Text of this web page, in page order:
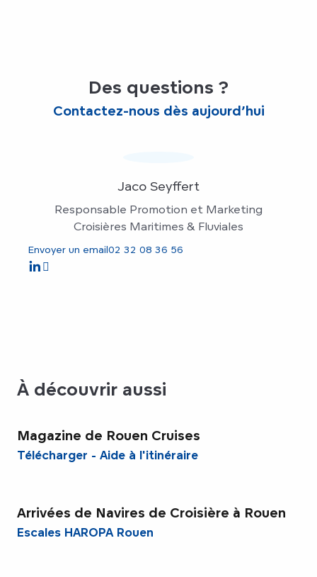
Des questions ?
Contactez-nous dès aujourd’hui
Jaco Seyffert
Responsable Promotion et Marketing
Croisières Maritimes & Fluviales
Envoyer un email02 32 08 36 56
À découvrir aussi
Magazine de Rouen Cruises
Télécharger - Aide à l'itinéraire
Arrivées de Navires de Croisière à Rouen
Escales HAROPA Rouen